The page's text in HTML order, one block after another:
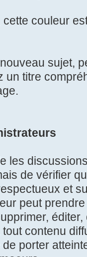
couleur
sujet,
un titre
les
de vérifier
et
peut
contenu
porter